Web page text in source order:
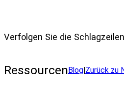
Verfolgen Sie die
RessourcenBlog|Zurück zu